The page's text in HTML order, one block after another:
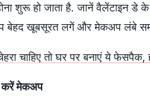
शुरू हो जाता है. जानें वैलेंटाइन
बेहद खूबसूरत लगें और मेकअप लंबे
चाहिए तो घर पर बनाएं ये फेसपैक,
करें मेकअप